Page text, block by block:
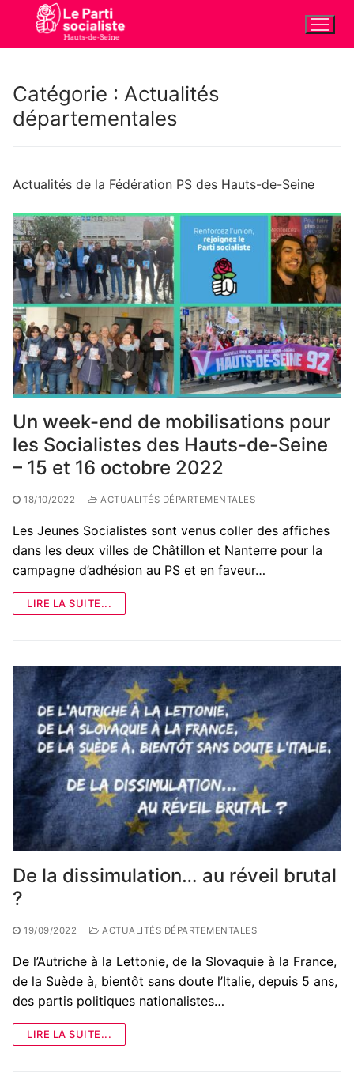
contenu
Catégorie : Actualités
départementales
Actualités de la Fédération PS des Hauts-de-Seine
Un week-end de mobilisations pour
les Socialistes des Hauts-de-Seine
– 15 et 16 octobre 2022
18/10/2022 ACTUALITÉS DÉPARTEMENTALES
Les Jeunes Socialistes sont venus coller des affiches
dans les deux villes de Châtillon et Nanterre pour la
campagne d’adhésion au PS et en faveur…
LIRE LA SUITE...
De la dissimulation… au réveil brutal
?
19/09/2022 ACTUALITÉS DÉPARTEMENTALES
De l’Autriche à la Lettonie, de la Slovaquie à la France,
de la Suède à, bientôt sans doute l’Italie, depuis 5 ans,
des partis politiques nationalistes…
LIRE LA SUITE...